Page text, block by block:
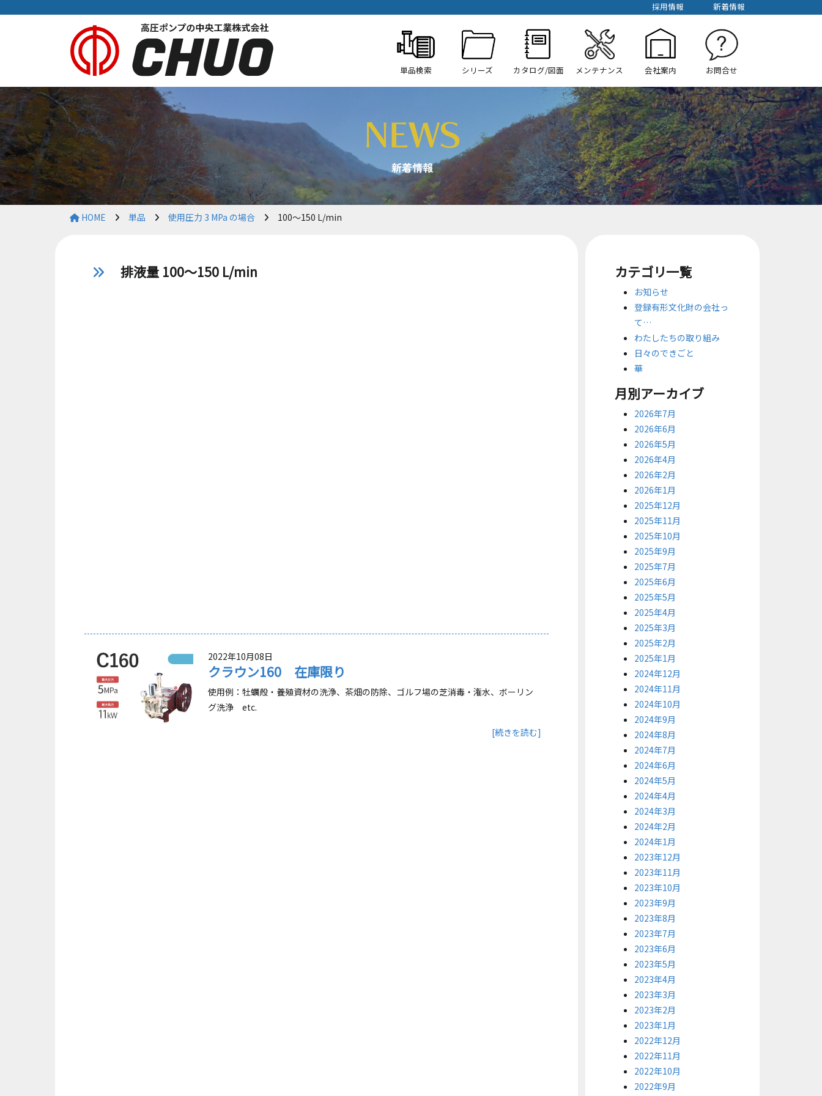
採用情報 新着情報
単品検索 シリーズ カタログ/図面 メンテナンス 会社案内 お問合せ
HOME 単品 使用圧力 3 MPa の場合 100～150 L/min
排液量 100～150 L/min
2022年10月08日
クラウン160 在庫限り
使用例：牡蠣殻・養殖資材の洗浄、茶畑の防除、ゴルフ場の芝消毒・潅水、ボーリン
グ洗浄 etc.
[続きを読む]
カテゴリ一覧
お知らせ
登録有形文化財の会社っ
て…
わたしたちの取り組み
日々のできごと
華
月別アーカイブ
2026年7月
2026年6月
2026年5月
2026年4月
2026年2月
2026年1月
2025年12月
2025年11月
2025年10月
2025年9月
2025年7月
2025年6月
2025年5月
2025年4月
2025年3月
2025年2月
2025年1月
2024年12月
2024年11月
2024年10月
2024年9月
2024年8月
2024年7月
2024年6月
2024年5月
2024年4月
2024年3月
2024年2月
2024年1月
2023年12月
2023年11月
2023年10月
2023年9月
2023年8月
2023年7月
2023年6月
2023年5月
2023年4月
2023年3月
2023年2月
2023年1月
2022年12月
2022年11月
2022年10月
2022年9月